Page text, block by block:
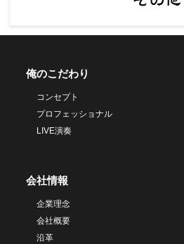
俺のこだわり
コンセプト
プロフェッショナル
LIVE演奏
会社情報
企業理念
会社概要
沿革